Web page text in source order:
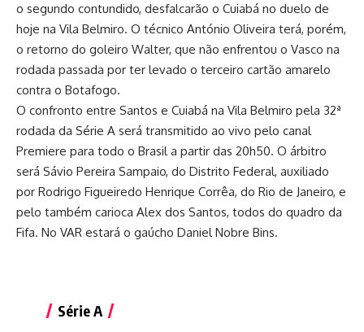
o segundo contundido, desfalcarão o Cuiabá no duelo de
hoje na Vila Belmiro. O técnico António Oliveira terá, porém,
o retorno do goleiro Walter, que não enfrentou o Vasco na
rodada passada por ter levado o terceiro cartão amarelo
contra o Botafogo.
O confronto entre Santos e Cuiabá na Vila Belmiro pela 32ª
rodada da Série A será transmitido ao vivo pelo canal
Premiere para todo o Brasil a partir das 20h50. O árbitro
será Sávio Pereira Sampaio, do Distrito Federal, auxiliado
por Rodrigo Figueiredo Henrique Corrêa, do Rio de Janeiro, e
pelo também carioca Alex dos Santos, todos do quadro da
Fifa. No VAR estará o gaúcho Daniel Nobre Bins.
Série A